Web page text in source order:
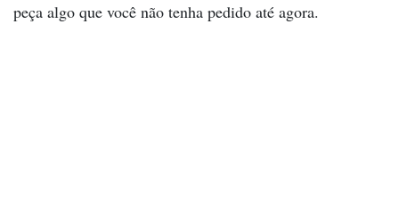
peça algo que você não tenha pedido até agora.